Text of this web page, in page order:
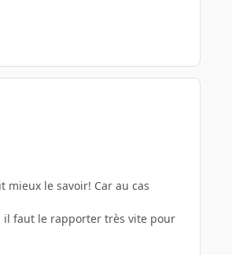
mieux le savoir! Car au cas
il faut le rapporter très vite pour